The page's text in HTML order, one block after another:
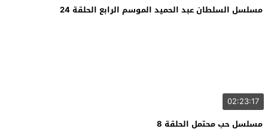
مسلسل السلطان عبد الحميد الموسم الرابع الحلقة 24
02:23:17
مسلسل حب محتمل الحلقة 8